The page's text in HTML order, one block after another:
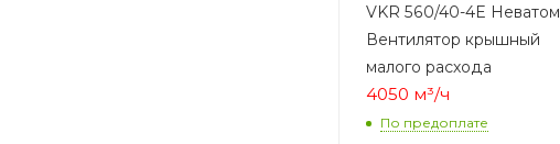
VKR 560/40-4E Неватом
Вентилятор крышный
малого расхода
4050 м³/ч
По предоплате